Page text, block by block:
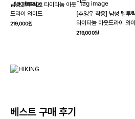
남성 텔루릭스 타이타늄 아웃
드라이 와이드
219,000원
[추영우 착용] 남성 텔루
타이타늄 아웃드라이 와
219,000원
HIKING
컬럼비아와 함께 일상을 벗어나
하이킹, 트레킹 등 아웃도어 활동을 즐겨보세요.
베스트 구매 후기